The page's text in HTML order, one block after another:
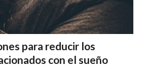
para reducir los
con el sueño